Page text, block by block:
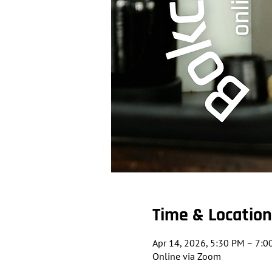
Time & Location
Apr 14, 2026, 5:30 PM –
Online via Zoom